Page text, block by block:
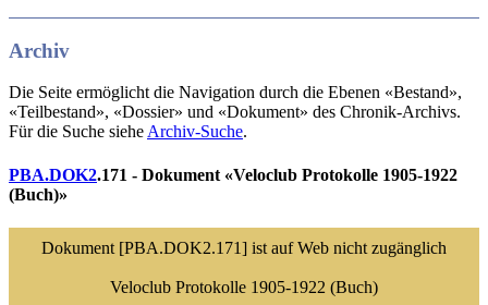
Archiv
Die Seite ermöglicht die Navigation durch die Ebenen «Bestand»,
«Teilbestand», «Dossier» und «Dokument» des Chronik-Archivs.
Für die Suche sieheArchiv-Suche.
PBA.DOK2.171 - Dokument «Veloclub Protokolle 1905-1922
(Buch)»
Dokument [PBA.DOK2.171] ist auf Web nicht zugänglich
Veloclub Protokolle 1905-1922 (Buch)